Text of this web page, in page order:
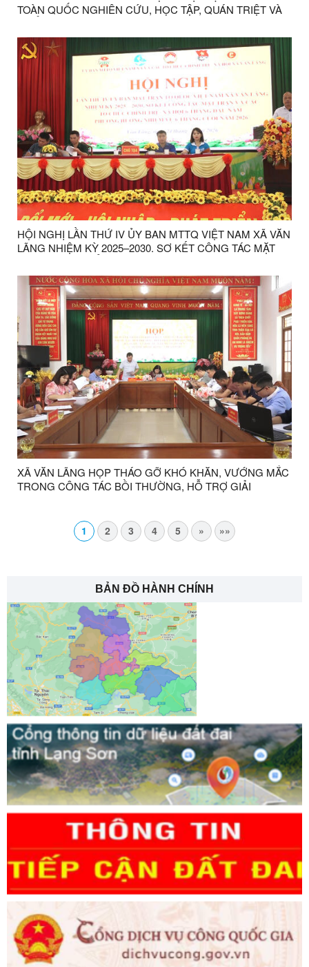
TOÀN QUỐC NGHIÊN CỨU, HỌC TẬP, QUÁN TRIỆT VÀ
THỨ BA BAN CHẤP HÀNH TRUNG ƯƠNG ĐẢNG KHÓA
XIV
HỘI NGHỊ LẦN THỨ IV ỦY BAN MTTQ VIỆT NAM XÃ VĂN
LÃNG NHIỆM KỲ 2025–2030. SƠ KẾT CÔNG TÁC MẶT
ĐẦU NĂM
XÃ VĂN LÃNG HỌP THÁO GỠ KHÓ KHĂN, VƯỚNG MẮC
TRONG CÔNG TÁC BỒI THƯỜNG, HỖ TRỢ GIẢI
1 2 3 4 5 » »»
BẢN ĐỒ HÀNH CHÍNH